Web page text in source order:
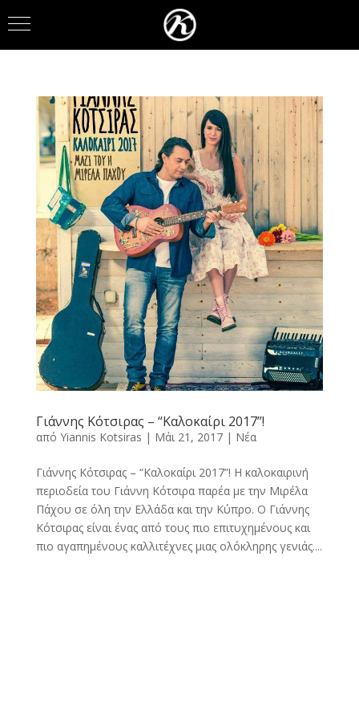
Γιάννης Κότσιρας – “Καλοκαίρι 2017”!
από Yiannis Kotsiras | Μάι 21, 2017| Νέα
Γιάννης Κότσιρας – “Καλοκαίρι 2017”! Η καλοκαιρινή
περιοδεία του Γιάννη Κότσιρα παρέα με την Μιρέλα
Πάχου σε όλη την Ελλάδα και την Κύπρο. Ο Γιάννης
Κότσιρας είναι ένας από τους πιο επιτυχημένους και
πιο αγαπημένους καλλιτέχνες μιας ολόκληρης γενιάς....